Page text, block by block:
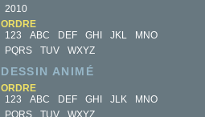
2010
ORDRE
123
ABC DEF GHI JKL
MNO
PQRS
TUV WXYZ
DESSIN ANIMÉ
ORDRE
123
ABC DEF GHI JLK
MNO
PQRS
TUV WXYZ